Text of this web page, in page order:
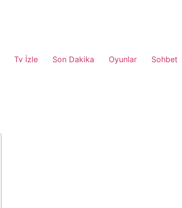
Tv İzle Son Dakika Oyunlar Sohbet